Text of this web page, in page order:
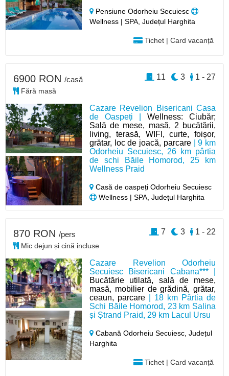
Pensiune Odorheiu Secuiesc
Wellness | SPA, Județul Harghita
Tichet | Card vacanță
Cazare Revelion Bisericani Casa
de Oaspeți |Wellness: Ciubăr;
Sală de mese, masă, 2 bucătării,
living, terasă, WIFI, curte, foișor,
grătar, loc de joacă, parcare| 9 km
Odorheiu Secuiesc, 26 km pârtia
de schi Băile Homorod, 25 km
Wellness Praid
Casă de oaspeți Odorheiu Secuiesc
Wellness | SPA, Județul Harghita
6900 RON /casă
Fără masă
1 - 27
3
11
Cazare Revelion Odorheiu
Secuiesc Bisericani Cabana*** |
Bucătărie utilată, sală de mese,
masă, mobilier de grădină, grătar,
ceaun, parcare | 18 km Pârtia de
Schi Băile Homorod, 23 km Salina
și Ștrand Praid, 29 km Lacul Ursu
Cabană Odorheiu Secuiesc,Județul
Harghita
Tichet | Card vacanță
870 RON /pers
Mic dejun și cină incluse
1 - 22
3
7